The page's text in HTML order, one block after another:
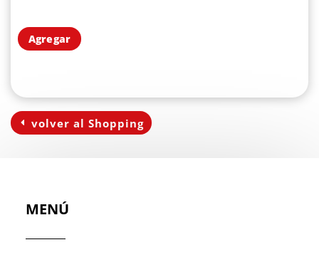
Agregar
volver al Shopping
MENÚ